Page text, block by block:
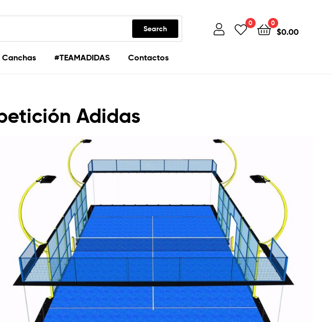
Search
0 0
$0.00
Canchas #TEAMADIDAS Contactos
Adidas